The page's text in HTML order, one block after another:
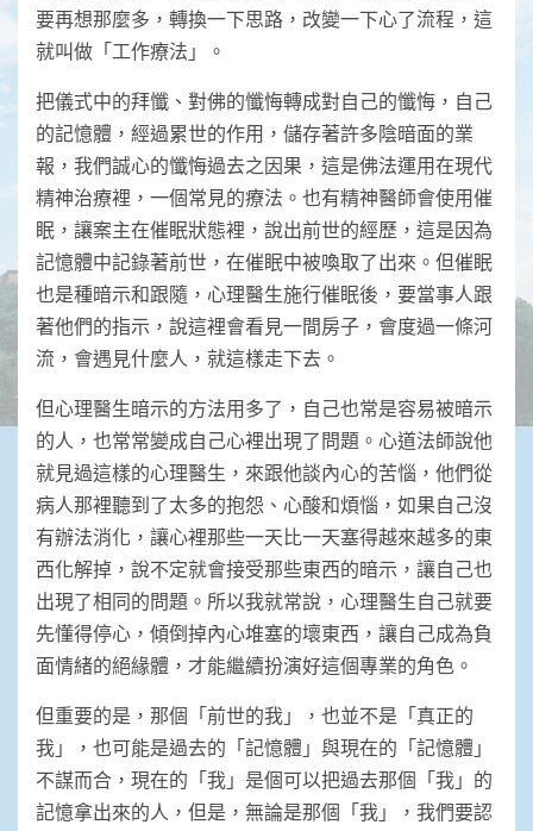
要再想那麼多，轉換一下思路，改變一下心了流程，這
就叫做「工作療法」。
把儀式中的拜懺、對佛的懺悔轉成對自己的懺悔，自己
的記憶體，經過累世的作用，儲存著許多陰暗面的業
報，我們誠心的懺悔過去之因果，這是佛法運用在現代
精神治療裡，一個常見的療法。也有精神醫師會使用催
眠，讓案主在催眠狀態裡，說出前世的經歷，這是因為
記憶體中記錄著前世，在催眠中被喚取了出來。但催眠
也是種暗示和跟隨，心理醫生施行催眠後，要當事人跟
著他們的指示，說這裡會看見一間房子，會度過一條河
流，會遇見什麼人，就這樣走下去。
但心理醫生暗示的方法用多了，自己也常是容易被暗示
的人，也常常變成自己心裡出現了問題。心道法師說他
就見過這樣的心理醫生，來跟他談內心的苦惱，他們從
病人那裡聽到了太多的抱怨、心酸和煩惱，如果自己沒
有辦法消化，讓心裡那些一天比一天塞得越來越多的東
西化解掉，說不定就會接受那些東西的暗示，讓自己也
出現了相同的問題。所以我就常說，心理醫生自己就要
先懂得停心，傾倒掉內心堆塞的壞東西，讓自己成為負
面情緒的絕緣體，才能繼續扮演好這個專業的角色。
但重要的是，那個「前世的我」，也並不是「真正的
我」，也可能是過去的「記憶體」與現在的「記憶體」
不謀而合，現在的「我」是個可以把過去那個「我」的
記憶拿出來的人，但是，無論是那個「我」，我們要認